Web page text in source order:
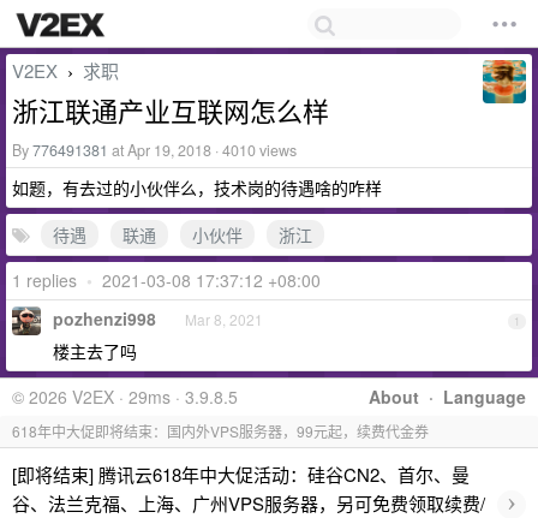
V2EX › 求职
浙江联通产业互联网怎么样
By776491381 at Apr 19, 2018 · 4010 views
如题，有去过的小伙伴么，技术岗的待遇啥的咋样
待遇
联通 小伙伴
浙江
1 replies • 2021-03-08 17:37:12 +08:00
1
pozhenzi998 Mar 8, 2021
楼主去了吗
About · Language
© 2026 V2EX · 29ms · 3.9.8.5
618年中大促即将结束：国内外VPS服务器，99元起，续费代金券
[即将结束] 腾讯云618年中大促活动：硅谷CN2、首尔、曼
谷、法兰克福、上海、广州VPS服务器，另可免费领取续费/
›